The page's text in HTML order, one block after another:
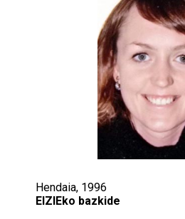
Hendaia, 1996
EIZIEko bazkide